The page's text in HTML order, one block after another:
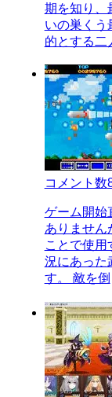
期を知り、
いの巣く
的とする二
コメント数
ゲーム開始
ありません
ことで使用
況にあった
す。 敵を倒